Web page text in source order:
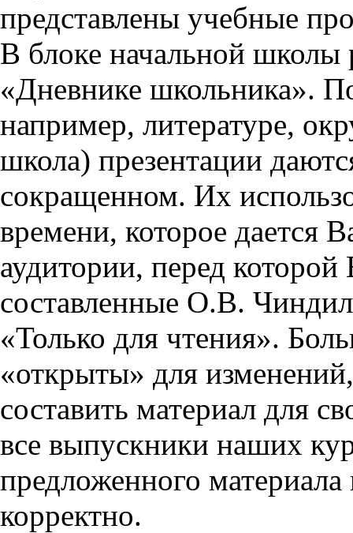
представлены учебные
В блоке начальной школы
«Дневнике школьника».
например, литературе,
школа) презентации
сокращенном. Их
времени, которое дается
аудитории, перед
составленные О.В.
«Только для чтения».
«открыты» для
составить материал для
все выпускники наших
предложенного
корректно.